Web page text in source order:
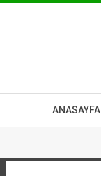
ANASAYFA